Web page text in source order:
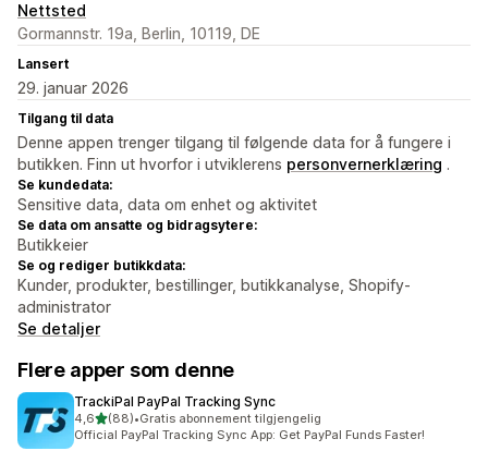
Nettsted
Gormannstr. 19a, Berlin, 10119, DE
Lansert
29. januar 2026
Tilgang til data
Denne appen trenger tilgang til følgende data for å fungere i
butikken. Finn ut hvorfor i utviklerens personvernerklæring .
Se kundedata:
Sensitive data, data om enhet og aktivitet
Se data om ansatte og bidragsytere:
Butikkeier
Se og rediger butikkdata:
Kunder, produkter, bestillinger, butikkanalyse, Shopify-
administrator
Se detaljer
Flere apper som denne
TrackiPal PayPal Tracking Sync
4,6av 5 stjerner
(88)
Totalt 88 omtaler
•Gratis abonnement tilgjengelig
Official PayPal Tracking Sync App: Get PayPal Funds Faster!